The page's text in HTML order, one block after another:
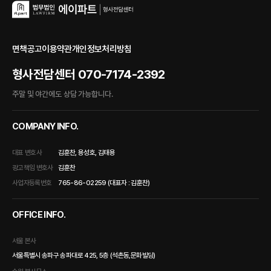
면책공고이용약관개인정보처리방침
COMPANY INFO.
대표 변호사
김훈찬, 용성호, 김태용
광고책임 변호사
김훈찬
사업자등록번호
765-86-02259 (대표자 : 김훈찬)
OFFICE INFO.
서울 본사
서울특별시 송파구 송파대로 425, 5층 (석촌동,문화빌딩)
형사전담센터 070-7174-2392
주말 및 야간에도 상담 가능합니다.